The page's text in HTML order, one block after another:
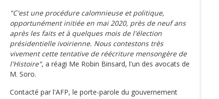
"C'est une procédure calomnieuse et politique,
opportunément initiée en mai 2020, près de neuf ans
après les faits et à quelques mois de l'élection
présidentielle ivoirienne. Nous contestons très
vivement cette tentative de réécriture mensongère de
l'Histoire", a réagi Me Robin Binsard, l'un des avocats de
M. Soro.
Contacté par l'AFP, le porte-parole du gouvernement